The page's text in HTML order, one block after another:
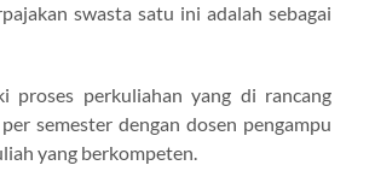
swasta satu ini adalah sebagai
proses perkuliahan yang di rancang
semester dengan dosen pengampu
yang berkompeten.